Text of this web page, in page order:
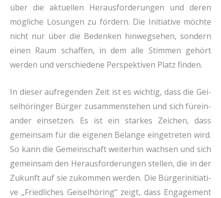
über die aktu­el­len Her­aus­for­de­run­gen und deren
mög­li­che Lösun­gen zu för­dern. Die Initia­ti­ve möch­te
nicht nur über die Beden­ken hin­weg­se­hen, son­dern
einen Raum schaf­fen, in dem alle Stim­men gehört
wer­den und ver­schie­de­ne Per­spek­ti­ven Platz fin­den.
In die­ser auf­re­gen­den Zeit ist es wich­tig, dass die Gei­
sel­hö­rin­ger Bür­ger zusam­men­ste­hen und sich für­ein­
an­der ein­set­zen. Es ist ein star­kes Zei­chen, dass
gemein­sam für die eige­nen Belan­ge ein­ge­tre­ten wird.
So kann die Gemein­schaft wei­ter­hin wach­sen und sich
gemein­sam den Her­aus­for­de­run­gen stel­len, die in der
Zukunft auf sie zukom­men wer­den. Die Bür­ger­initia­ti­
ve „Fried­li­ches Gei­sel­hö­ring“ zeigt, dass Enga­ge­ment